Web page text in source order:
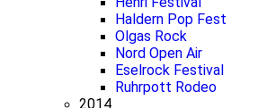
Haldern Pop Fest
Olgas Rock
Nord Open Air
Eselrock Festival
Ruhrpott Rodeo
2014